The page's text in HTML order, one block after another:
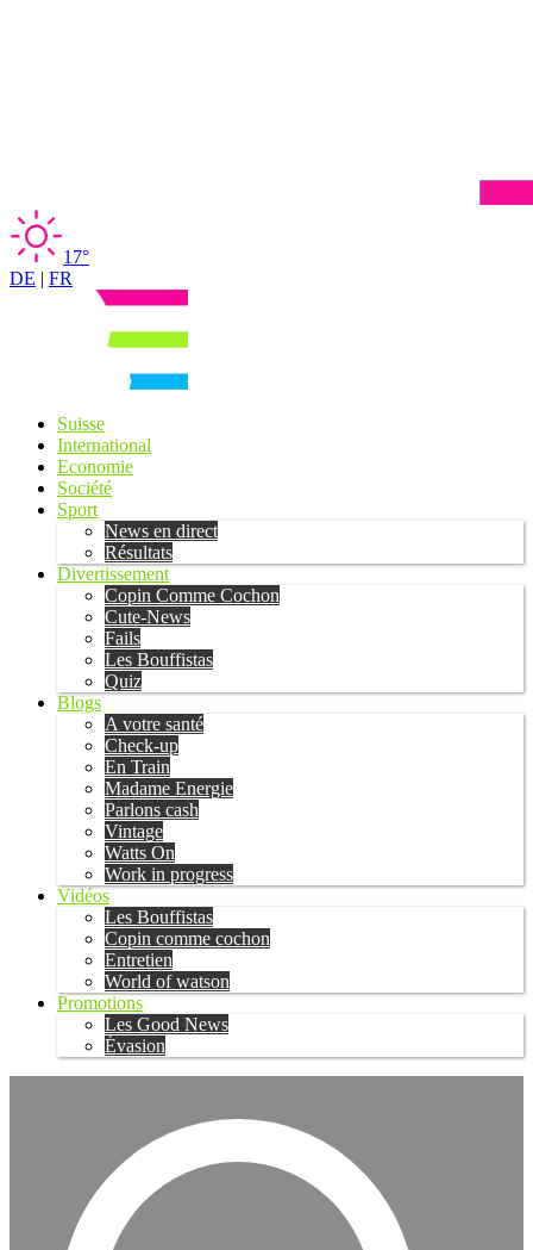
17°
DE | FR
Suisse
International
Economie
Société
Sport
News en direct
Résultats
Divertissement
Copin Comme Cochon
Cute-News
Fails
Les Bouffistas
Quiz
Blogs
A votre santé
Check-up
En Train
Madame Energie
Parlons cash
Vintage
Watts On
Work in progress
Vidéos
Les Bouffistas
Copin comme cochon
Entretien
World of watson
Promotions
Les Good News
Évasion